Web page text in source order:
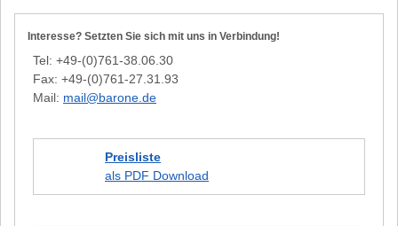
Interesse? Setzten Sie sich mit uns in Verbindung!
Tel: +49-(0)761-38.06.30
Fax: +49-(0)761-27.31.93
Mail: mail@barone.de
Preisliste
als PDF Download